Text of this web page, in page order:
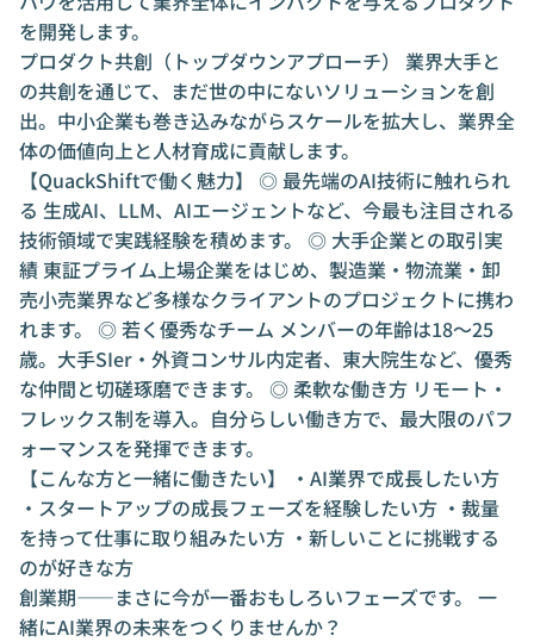
を開発します。
プロダクト共創（トップダウンアプローチ） 業界大手と
の共創を通じて、まだ世の中にないソリューションを創
出。中小企業も巻き込みながらスケールを拡大し、業界全
体の価値向上と人材育成に貢献します。
【QuackShiftで働く魅力】 ◎ 最先端のAI技術に触れられ
る 生成AI、LLM、AIエージェントなど、今最も注目される
技術領域で実践経験を積めます。 ◎ 大手企業との取引実
績 東証プライム上場企業をはじめ、製造業・物流業・卸
売小売業界など多様なクライアントのプロジェクトに携わ
れます。 ◎ 若く優秀なチーム メンバーの年齢は18〜25
歳。大手SIer・外資コンサル内定者、東大院生など、優秀
な仲間と切磋琢磨できます。 ◎ 柔軟な働き方 リモート・
フレックス制を導入。自分らしい働き方で、最大限のパフ
ォーマンスを発揮できます。
【こんな方と一緒に働きたい】 ・AI業界で成長したい方
・スタートアップの成長フェーズを経験したい方 ・裁量
を持って仕事に取り組みたい方 ・新しいことに挑戦する
のが好きな方
創業期——まさに今が一番おもしろいフェーズです。 一
緒にAI業界の未来をつくりませんか？